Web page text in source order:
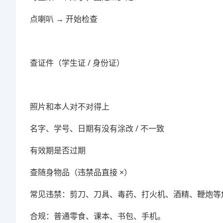
点喇叭 → 开始检查
查证件（学生证 / 身份证）
照片和本人对不对得上
名字、学号、日期有没有涂改 / 不一致
有效期是否过期
查随身物品（违禁品直接 ×）
常见违禁：剪刀、刀具、毒药、打火机、酒精、鞭炮
合规：普通零食、课本、书包、手机。